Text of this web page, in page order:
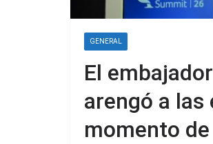
GENERAL
El
arengó a las
momento